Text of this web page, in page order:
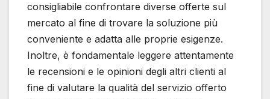
consigliabile confrontare diverse offerte sul
mercato al fine di trovare la soluzione più
conveniente e adatta alle proprie esigenze.
Inoltre, è fondamentale leggere attentamente
le recensioni e le opinioni degli altri clienti al
fine di valutare la qualità del servizio offerto